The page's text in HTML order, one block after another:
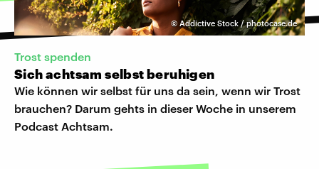
© Addictive Stock / photocase.de
Trost spenden
Sich achtsam selbst beruhigen
Wie können wir selbst für uns da sein, wenn wir Trost
brauchen? Darum gehts in dieser Woche in unserem
Podcast Achtsam.